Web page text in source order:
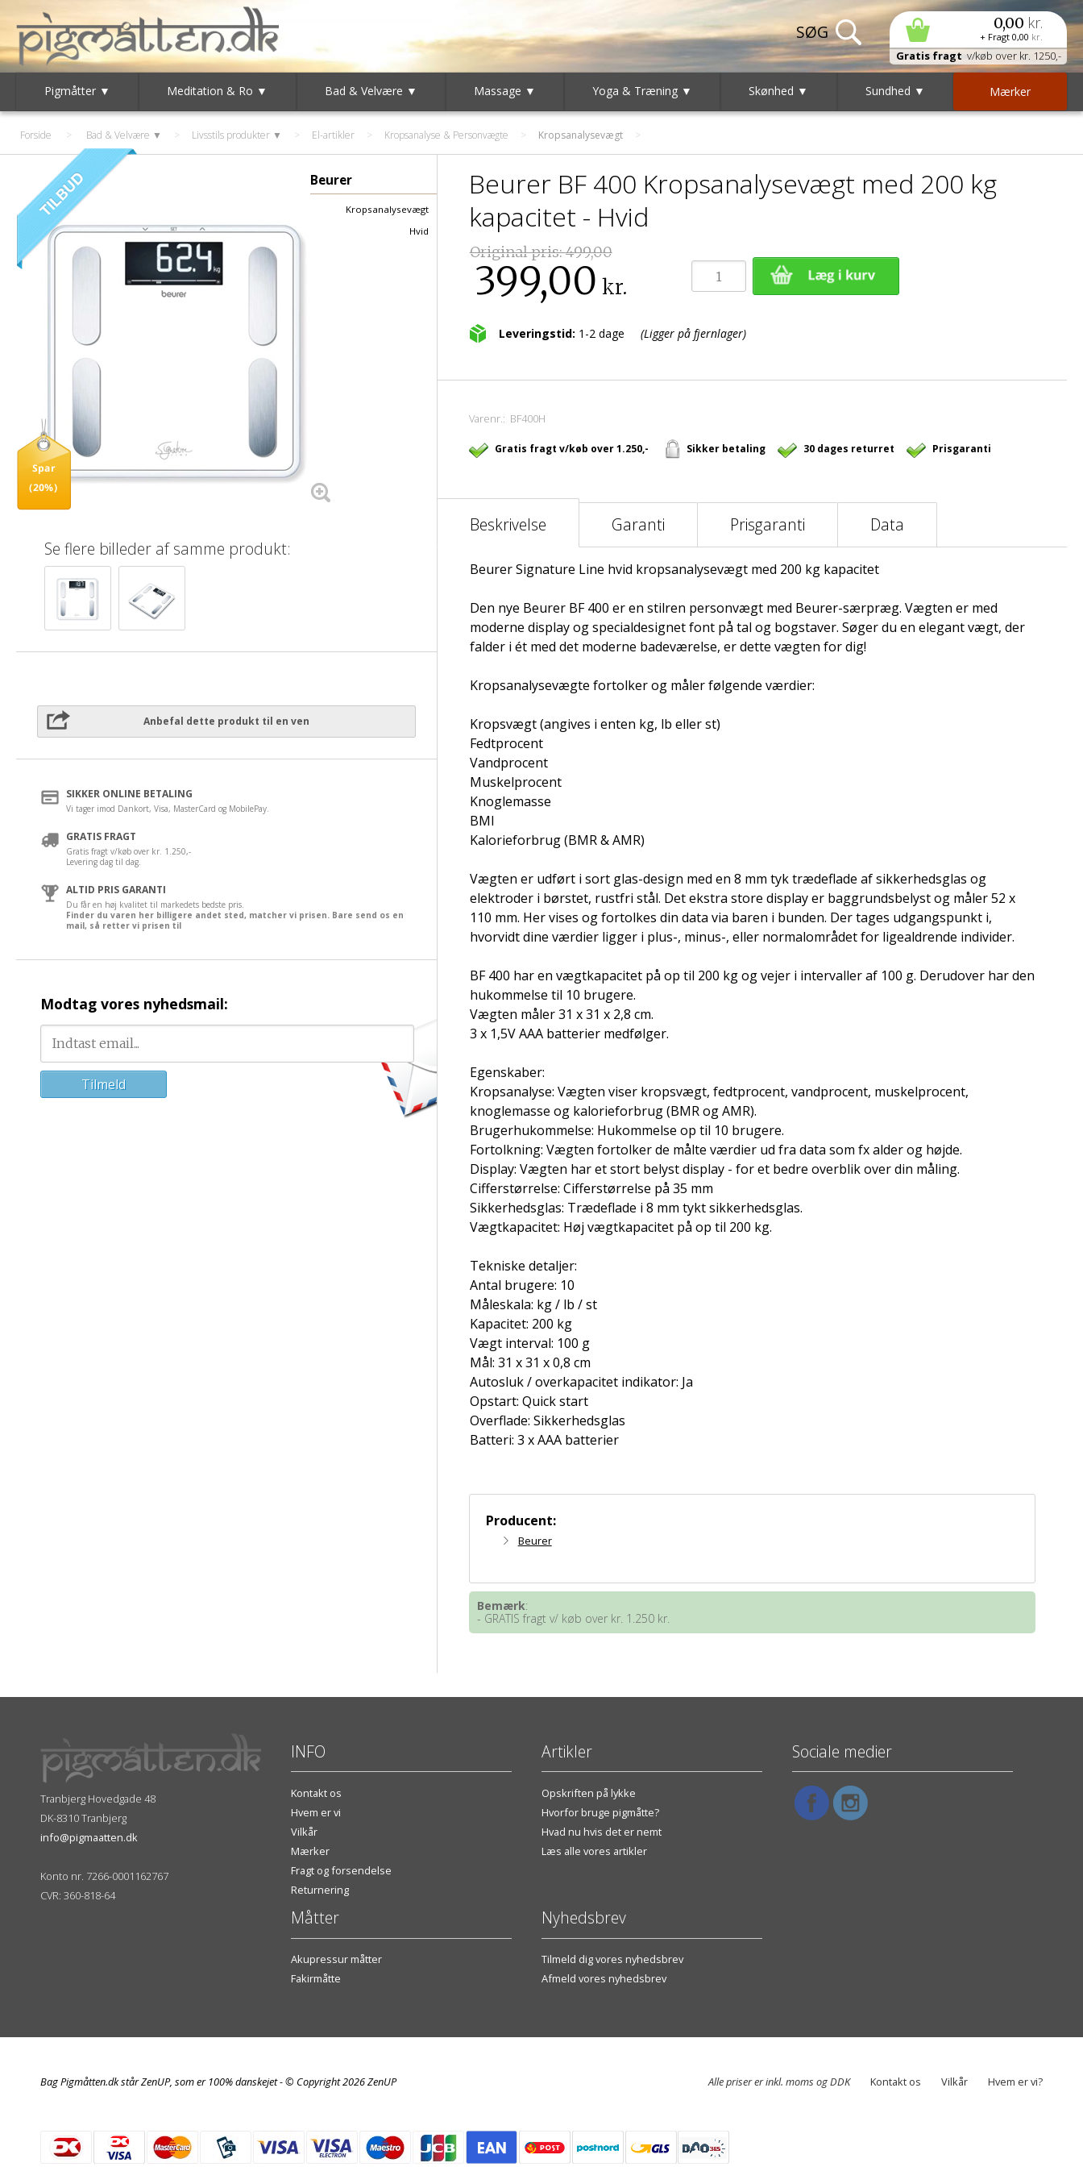
0,00 kr.
+ Fragt 0,00 kr.
Gratis fragt v/køb over kr. 1250,-
Pigmåtter ▼ Meditation & Ro ▼ Bad & Velvære ▼ Massage ▼ Yoga & Træning ▼ Skønhed ▼ Sundhed ▼ Mærker
Forside > Bad & Velvære ▼ > Livsstils produkter ▼ > El-artikler > Kropsanalyse & Personvægte > Kropsanalysevægt
Beurer
Kropsanalysevægt
Hvid
Spar
(20%)
Se flere billeder af samme produkt:
Beurer BF 400 Kropsanalysevægt med 200 kg
kapacitet - Hvid
Original pris:499,00
399,00 kr.
Leveringstid: 1-2 dage (Ligger på fjernlager)
Varenr.: BF400H
Gratis fragt v/køb over 1.250,- Sikker betaling 30 dages returret Prisgaranti
Beskrivelse Garanti Prisgaranti Data
Beurer Signature Line hvid kropsanalysevægt med 200 kg kapacitet
Den nye Beurer BF 400 er en stilren personvægt med Beurer-særpræg. Vægten er med
moderne display og specialdesignet font på tal og bogstaver. Søger du en elegant vægt, der
falder i ét med det moderne badeværelse, er dette vægten for dig!
Kropsanalysevægte fortolker og måler følgende værdier:
Kropsvægt (angives i enten kg, lb eller st)
Fedtprocent
Vandprocent
Muskelprocent
Knoglemasse
BMI
Kalorieforbrug (BMR & AMR)
Vægten er udført i sort glas-design med en 8 mm tyk trædeflade af sikkerhedsglas og
elektroder i børstet, rustfri stål. Det ekstra store display er baggrundsbelyst og måler 52 x
110 mm. Her vises og fortolkes din data via baren i bunden. Der tages udgangspunkt i,
hvorvidt dine værdier ligger i plus-, minus-, eller normalområdet for ligealdrende individer.
BF 400 har en vægtkapacitet på op til 200 kg og vejer i intervaller af 100 g. Derudover har den
hukommelse til 10 brugere.
Vægten måler 31 x 31 x 2,8 cm.
3 x 1,5V AAA batterier medfølger.
Egenskaber:
Kropsanalyse: Vægten viser kropsvægt, fedtprocent, vandprocent, muskelprocent,
knoglemasse og kalorieforbrug (BMR og AMR).
Brugerhukommelse: Hukommelse op til 10 brugere.
Fortolkning: Vægten fortolker de målte værdier ud fra data som fx alder og højde.
Display: Vægten har et stort belyst display - for et bedre overblik over din måling.
Cifferstørrelse: Cifferstørrelse på 35 mm
Sikkerhedsglas: Trædeflade i 8 mm tykt sikkerhedsglas.
Vægtkapacitet: Høj vægtkapacitet på op til 200 kg.
Tekniske detaljer:
Antal brugere: 10
Måleskala: kg / lb / st
Kapacitet: 200 kg
Vægt interval: 100 g
Mål: 31 x 31 x 0,8 cm
Autosluk / overkapacitet indikator: Ja
Opstart: Quick start
Overflade: Sikkerhedsglas
Batteri: 3 x AAA batterier
Producent:
Beurer
Bemærk:
- GRATIS fragt v/ køb over kr. 1.250 kr.
Anbefal dette produkt til en ven
SIKKER ONLINE BETALING
Vi tager imod Dankort, Visa, MasterCard og MobilePay.
GRATIS FRAGT
Gratis fragt v/køb over kr. 1.250,-
Levering dag til dag.
ALTID PRIS GARANTI
Du får en høj kvalitet til markedets bedste pris.
Finder du varen her billigere andet sted, matcher vi prisen. Bare send os en
mail, så retter vi prisen til
Modtag vores nyhedsmail:
Tranbjerg Hovedgade 48
DK-8310 Tranbjerg
info@pigmaatten.dk
Konto nr. 7266-0001162767
CVR: 360-818-64
INFO
Kontakt os
Hvem er vi
Vilkår
Mærker
Fragt og forsendelse
Returnering
Måtter
Akupressur måtter
Fakirmåtte
Artikler
Opskriften på lykke
Hvorfor bruge pigmåtte?
Hvad nu hvis det er nemt
Læs alle vores artikler
Nyhedsbrev
Tilmeld dig vores nyhedsbrev
Afmeld vores nyhedsbrev
Sociale medier
Hvem er vi?
Vilkår
Kontakt os
Alle priser er inkl. moms og DDK
Bag Pigmåtten.dk står ZenUP, som er 100% danskejet - © Copyright 2026 ZenUP